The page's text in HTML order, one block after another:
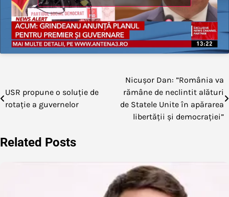
în
USR propune o soluție de
rotație a guvernelor
Nicușor Dan: ”România va
rămâne de neclintit alături
de Statele Unite în apărarea
libertății și democrației”
Related Posts